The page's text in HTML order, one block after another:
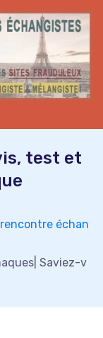
test et
échan
Saviez-v